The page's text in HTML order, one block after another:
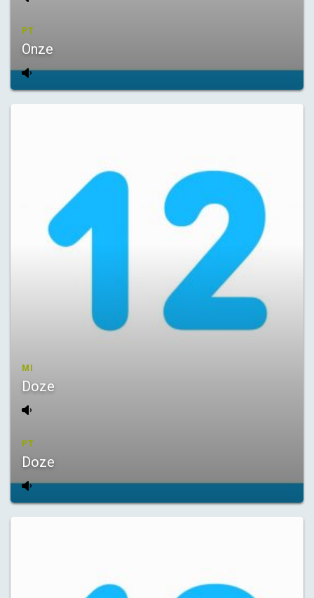
PT
Onze
MI
Doze
PT
Doze